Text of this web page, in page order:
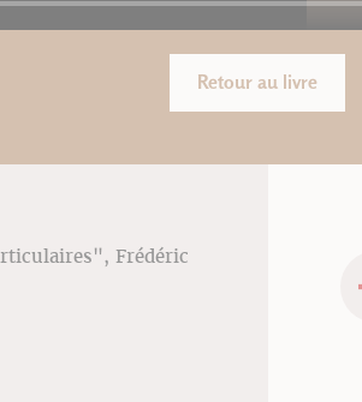
Retour au livre
Frédéric